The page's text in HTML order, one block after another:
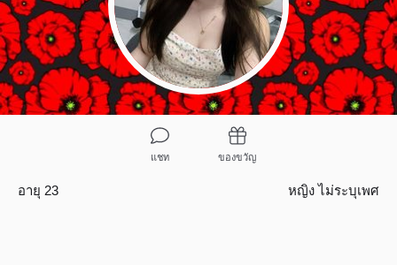
แชท ของขวัญ
อายุ 23 หญิงไม่ระบุเพศ